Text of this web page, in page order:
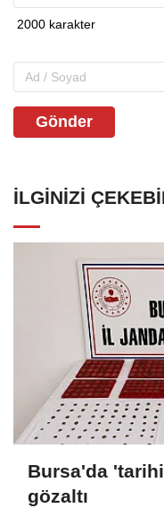
Gönder
İLGINIZI
Bursa'da
gözaltı